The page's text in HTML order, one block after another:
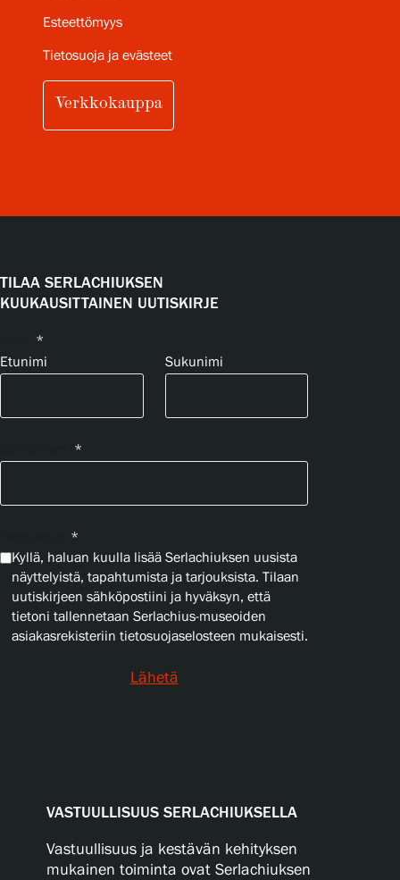
Esteettömyys
Tietosuoja ja evästeet
Verkkokauppa
TILAA SERLACHIUKSEN
KUUKAUSITTAINEN UUTISKIRJE
*
Etunimi
Sukunimi
*
*
Kyllä, haluan kuulla lisää Serlachiuksen uusista
näyttelyistä, tapahtumista ja tarjouksista. Tilaan
uutiskirjeen sähköpostiini ja hyväksyn, että
tietoni tallennetaan Serlachius-museoiden
asiakasrekisteriin tietosuojaselosteen mukaisesti.
Lähetä
VASTUULLISUUS SERLACHIUKSELLA
Vastuullisuus ja kestävän kehityksen
mukainen toiminta ovat Serlachiuksen